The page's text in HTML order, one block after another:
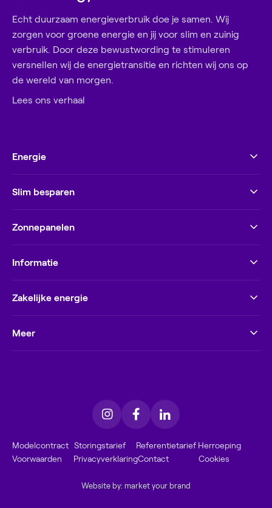
Echt duurzaam energieverbruik doe je samen. Wij
zorgen voor groene energie en jij voor slim en zuinig
verbruik. Door deze bewustwording te stimuleren
versnellen wij de energietransitie en richten wij ons op
de wereld van morgen.
Lees ons verhaal
Energie
Slim besparen
Zonnepanelen
Informatie
Zakelijke energie
Meer
Modelcontract Storingstarief Referentietarief Herroeping
Voorwaarden
PrivacyverklaringContact Cookies
Website by: market your brand